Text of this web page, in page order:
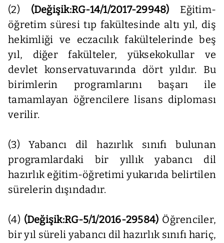
(2) (Değişik:RG-14/1/2017-29948) Eğitim-
öğretim süresi tıp fakültesinde altı yıl, diş
hekimliği ve eczacılık fakültelerinde beş
yıl, diğer fakülteler, yüksekokullar ve
devlet konservatuvarında dört yıldır. Bu
birimlerin programlarını başarı ile
tamamlayan öğrencilere lisans diploması
verilir.
(3) Yabancı dil hazırlık sınıfı bulunan
programlardaki bir yıllık yabancı dil
hazırlık eğitim-öğretimi yukarıda belirtilen
sürelerin dışındadır.
(4) (Değişik:RG-5/1/2016-29584) Öğrenciler,
bir yıl süreli yabancı dil hazırlık sınıfı hariç,